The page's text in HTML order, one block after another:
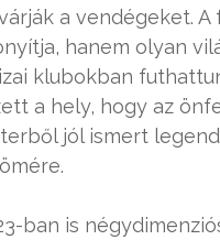
a vendégeket.
hanem olyan
klubokban
a hely, hogy az
jól ismert
ban is